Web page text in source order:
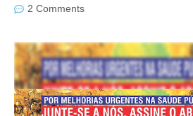
2 Comments